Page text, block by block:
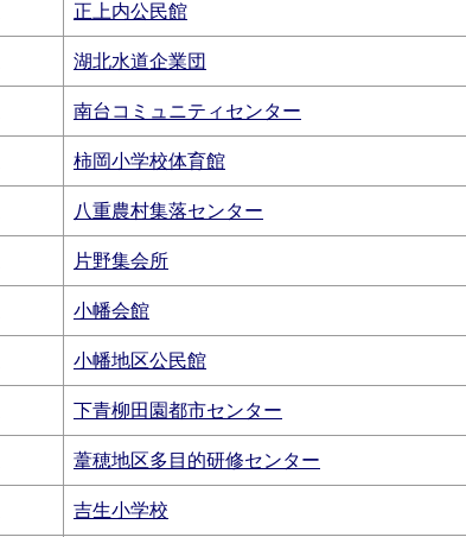
正上内公民館
湖北水道企業団
南台コミュニティセンター
柿岡小学校体育館
八重農村集落センター
片野集会所
小幡会館
小幡地区公民館
下青柳田園都市センター
葦穂地区多目的研修センター
吉生小学校